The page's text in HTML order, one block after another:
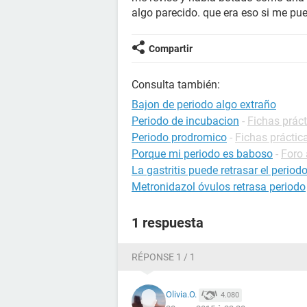
algo parecido. que era eso si me
Compartir
Consulta también:
Bajon de periodo algo extraño
Periodo de incubacion - Fichas
Periodo prodromico - Fichas
Porque mi periodo es baboso - Foro
La gastritis puede retrasar el periodo
Metronidazol óvulos retrasa periodo
1 respuesta
RÉPONSE 1 / 1
Olivia.O. 4.080